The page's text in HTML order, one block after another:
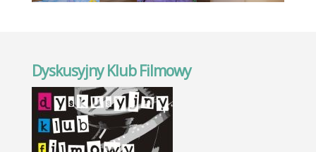
Dyskusyjny Klub Filmowy